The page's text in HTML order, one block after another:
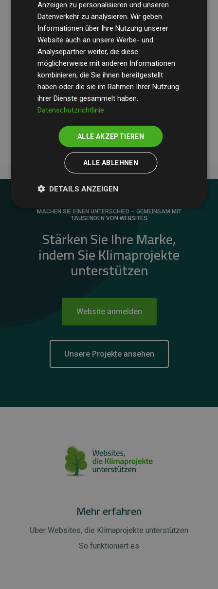
Die Wirtschaftsprüfungsgesellschaft BDOüberprüft
regelmäßig unsere Berechnungen und Methodik, um
Transparenz und Verlässlichkeit sicherzustellen.
Ihre Prüfungen belegen, dass unsere Investitionen in
Klimaschutzprojekte im Durchschnitt200 % der
geschätzten CO₂-Emissionender teilnehmenden
Websites kompensieren – ein klarer Nachweis für die
messbare Klimawirkung unseres Ansatzes.
MACHEN SIE EINEN UNTERSCHIED – GEMEINSAM MIT
TAUSENDEN VON WEBSITES
Stärken Sie Ihre Marke,
indem Sie Klimaprojekte
unterstützen
Website anmelden
Unsere Projekte ansehen
Mehr erfahren
Über Websites, die Klimaprojekte unterstützen
So funktioniert es
Anzeigen zu personalisieren und unseren
Datenverkehr zu analysieren. Wir geben
Informationen über Ihre Nutzung unserer
Website auch an unsere Werbe- und
Analysepartner weiter, die diese
möglicherweise mit anderen Informationen
kombinieren, die Sie ihnen bereitgestellt
haben oder die sie im Rahmen Ihrer Nutzung
ihrer Dienste gesammelt haben.
Datenschutzrichtlinie
ALLE AKZEPTIEREN
ALLE ABLEHNEN
DETAILS ANZEIGEN